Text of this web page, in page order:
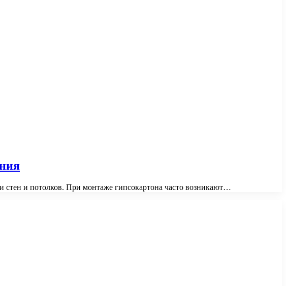
стен и потолков. При монтаже гипсокартона часто возникают…